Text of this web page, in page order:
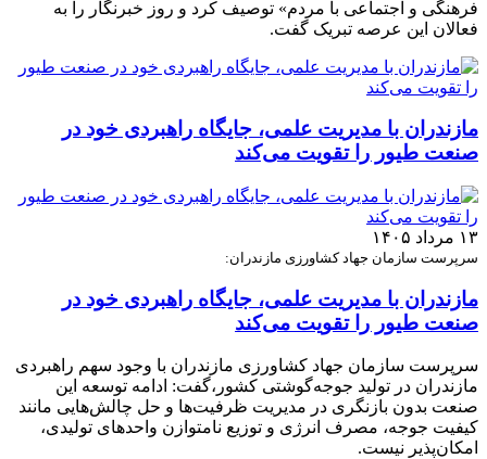
فرهنگی و اجتماعی با مردم» توصیف کرد و روز خبرنگار را به
فعالان این عرصه تبریک گفت.
مازندران با مدیریت علمی، جایگاه راهبردی خود در
صنعت طیور را تقویت می‌کند
۱۳ مرداد ۱۴۰۵
سرپرست سازمان جهاد کشاورزی مازندران:
مازندران با مدیریت علمی، جایگاه راهبردی خود در
صنعت طیور را تقویت می‌کند
سرپرست سازمان جهاد کشاورزی مازندران با وجود سهم راهبردی
مازندران در تولید جوجه‌گوشتی کشور،گفت: ادامه توسعه این
صنعت بدون بازنگری در مدیریت ظرفیت‌ها و حل چالش‌هایی مانند
کیفیت جوجه، مصرف انرژی و توزیع نامتوازن واحدهای تولیدی،
امکان‌پذیر نیست.